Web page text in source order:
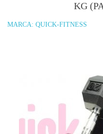
KG
MARCA: QUICK-FITNESS